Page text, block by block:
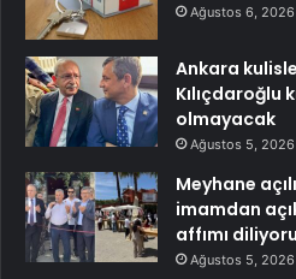
Ağustos 6, 2026
Ankara
olmayacak
Ağustos 5, 2026
Meyhane
imamdan
affımı
Ağustos 5, 2026